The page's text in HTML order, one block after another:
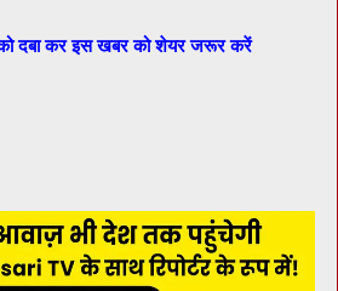
दबा कर इस खबर को शेयर जरूर करें